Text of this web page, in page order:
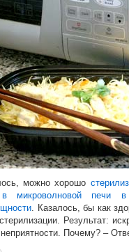
можно хорошо
микроволновой печи
. Казалось, бы как
Результат:
Почему? –